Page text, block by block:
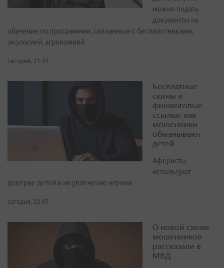
можно подать
документы на
обучение по программам, связанным с беспилотниками,
экологией, агрономией
сегодня, 21:31
Бесплатные
скины и
фишинговые
ссылки: как
мошенники
обманывают
детей
Аферисты
используют
доверие детей и их увлечение играми
сегодня, 22:07
О новой схеме
мошенников
рассказали в
МВД